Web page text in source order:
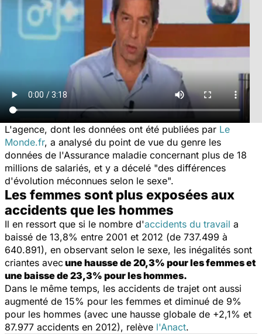
L'agence, dont les données ont été publiées par Le
Monde.fr, a analysé du point de vue du genre les
données de l'Assurance maladie concernant plus de 18
millions de salariés, et y a décelé "des différences
d'évolution méconnues selon le sexe".
Les femmes sont plus exposées aux
accidents que les hommes
Il en ressort que si le nombre d'accidents du travail a
baissé de 13,8% entre 2001 et 2012 (de 737.499 à
640.891), en observant selon le sexe, les inégalités sont
criantes avecune hausse de 20,3% pour les femmes et
une baisse de 23,3% pour les hommes.
Dans le même temps, les accidents de trajet ont aussi
augmenté de 15% pour les femmes et diminué de 9%
pour les hommes (avec une hausse globale de +2,1% et
87.977 accidents en 2012), relève l'Anact.